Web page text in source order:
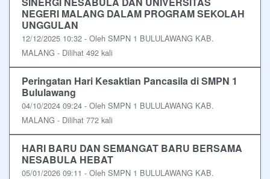
NEGERI MALANG DALAM PROGRAM SEKOLAH
UNGGULAN
12/12/2025 10:32 - Oleh SMPN 1 BULULAWANG KAB.
MALANG - Dilihat 492 kali
Peringatan Hari Kesaktian Pancasila di SMPN 1
Bululawang
04/10/2024 09:24 - Oleh SMPN 1 BULULAWANG KAB.
MALANG - Dilihat 772 kali
HARI BARU DAN SEMANGAT BARU BERSAMA
NESABULA HEBAT
05/01/2026 09:11 - Oleh SMPN 1 BULULAWANG KAB.